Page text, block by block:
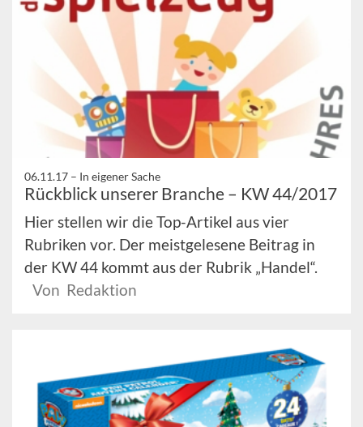
06.11.17 – In eigener Sache
Rückblick unserer Branche – KW 44/2017
Hier stellen wir die Top-Artikel aus vier
Rubriken vor. Der meistgelesene Beitrag in
der KW 44 kommt aus der Rubrik „Handel“.
Von Redaktion